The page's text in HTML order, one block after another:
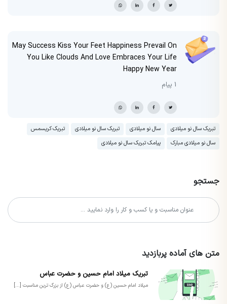
May Success Kiss Your Feet Happiness Prevail On
You Like Clouds And Love Embraces Your Life
Happy New Year
1 پیام
تبریک سال نو میلادی سال نو میلادی تبریک سال نو میلادی
تبریک کریسمس
سال نو میلادی مبارک
پیامک تبریک سال نو میلادی
جستجو
متن های آماده پربازدید
تبریک میلاد امام حسین و حضرت عباس
میلاد امام حسین (ع) و حضرت عباس (ع) از بزرگ ترین مناسبت [...]